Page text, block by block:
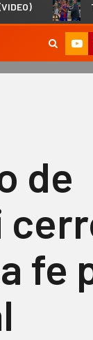
«Con la última
de
fe